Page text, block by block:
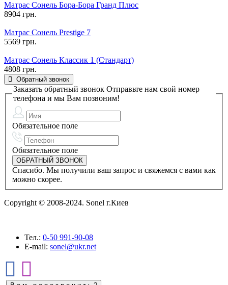
Матрас Сонель Бора-Бора Гранд Плюс
8904 грн.
Матрас Сонель Prestige 7
5569 грн.
Матрас Сонель Классик 1 (Стандарт)
4808 грн.
Обратный звонок
Заказать обратный звонок Отправьте нам свой номер
телефона и мы Вам позвоним!
Обязательное поле
Обязательное поле
Спасибо. Мы получили ваш запрос и свяжемся с вами как
можно скорее.
Copyright © 2008-2024. Sonel г.Киев
Тел.: 0-50 991-90-08
E-mail: sonel@ukr.net